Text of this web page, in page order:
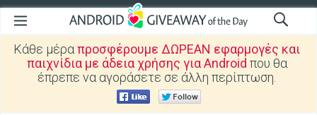
Κάθε μέραπροσφέρουμε ΔΩΡΕΑΝ εφαρμογές και
παιχνίδια με άδεια χρήσης για Android που θα
έπρεπε να αγοράσετε σε άλλη περίπτωση.